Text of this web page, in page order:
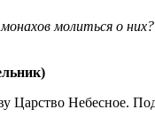
молиться о
Царство Небесное.